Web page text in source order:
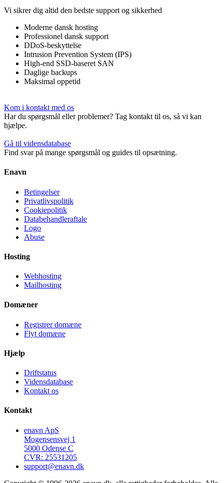
Vi sikrer dig altid den bedste support og sikkerhed
Moderne dansk hosting
Professionel dansk support
DDoS-beskyttelse
Intrusion Prevention System (IPS)
High-end SSD-baseret SAN
Daglige backups
Maksimal oppetid
Kom i kontakt med os
Har du spørgsmål eller problemer? Tag kontakt til os, så vi kan
hjælpe.
Gå til vidensdatabase
Find svar på mange spørgsmål og guides til opsætning.
Enavn
Betingelser
Privatlivspolitik
Cookiepolitik
Databehandleraftale
Logo
Abuse
Hosting
Webhosting
Mailhosting
Domæner
Registrer domæne
Flyt domæne
Hjælp
Driftstatus
Vidensdatabase
Kontakt os
Kontakt
enavn ApS
Mogensensvej 1
5000 Odense C
CVR: 25531205
support@enavn.dk